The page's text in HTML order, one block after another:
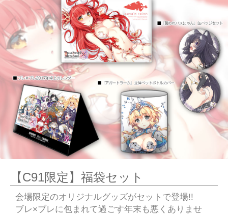
【C91限定】福袋セット
会場限定のオリジナルグッズがセットで登場!!
ブレ×ブレに包まれて過ごす年末も悪くありませ